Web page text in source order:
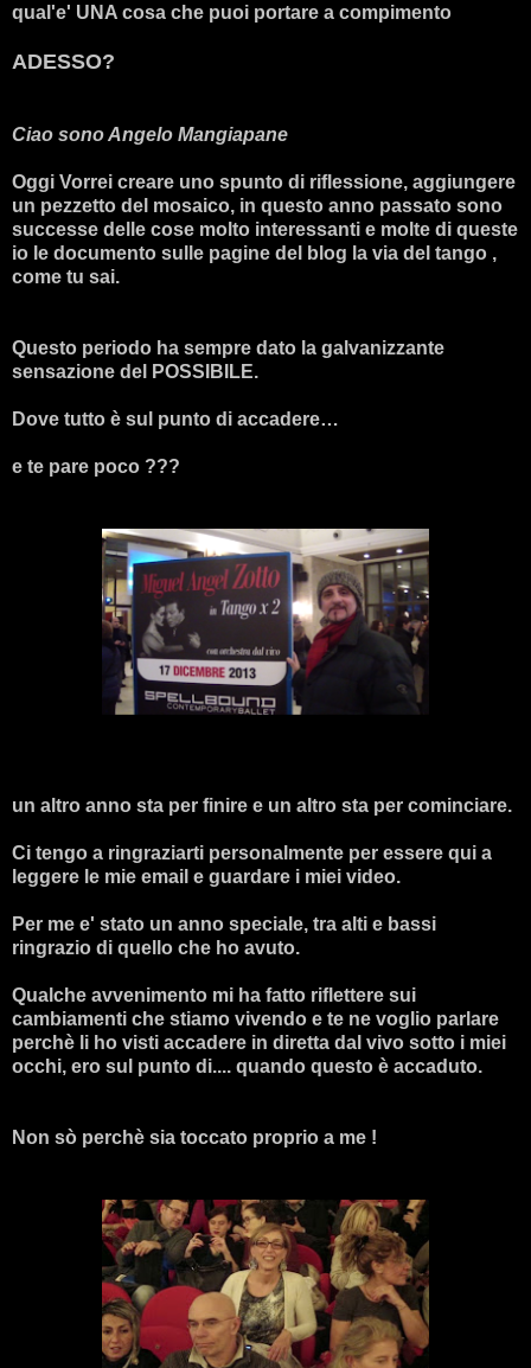
qual'e' UNA cosa che puoi portare a compimento
ADESSO?
Ciao sono Angelo Mangiapane
Oggi Vorrei creare uno spunto di riflessione, aggiungere
un pezzetto del mosaico, in questo anno passato sono
successe delle cose molto interessanti e molte di queste
io le documento sulle pagine del blog la via del tango ,
come tu sai.
Questo periodo ha sempre dato la galvanizzante
sensazione del POSSIBILE.
Dove tutto è sul punto di accadere…
e te pare poco ???
un altro anno sta per finire e un altro sta per cominciare.
Ci tengo a ringraziarti personalmente per essere qui a
leggere le mie email e guardare i miei video.
Per me e' stato un anno speciale, tra alti e bassi
ringrazio di quello che ho avuto.
Qualche avvenimento mi ha fatto riflettere sui
cambiamenti che stiamo vivendo e te ne voglio parlare
perchè li ho visti accadere in diretta dal vivo sotto i miei
occhi, ero sul punto di.... quando questo è accaduto.
Non sò perchè sia toccato proprio a me !